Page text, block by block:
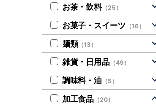
お茶・飲料（25）
お菓子・スイーツ （16）
麺類 （13）
雑貨・日用品 （49）
調味料・油 （5）
加工食品 （20）